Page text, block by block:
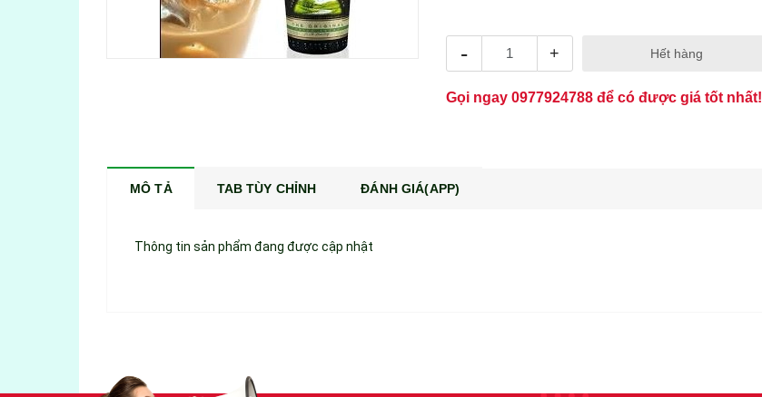
- + Hết hàng
Gọi ngay 0977924788để có được giá tốt nhất!
MÔ TẢ TAB TÙY CHỈNH ĐÁNH GIÁ(APP)
Thông tin sản phẩm đang được cập nhật